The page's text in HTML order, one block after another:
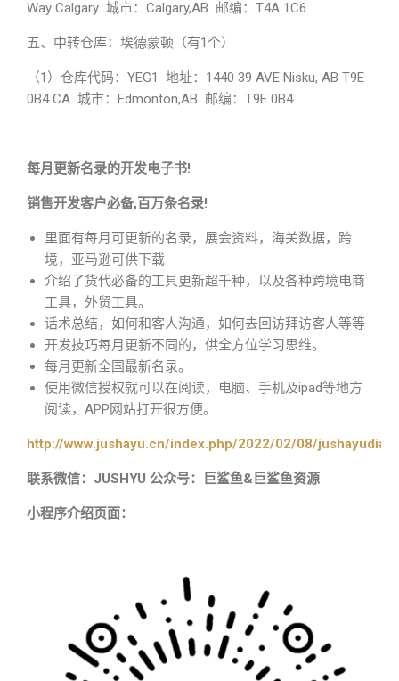
Way Calgary 城市：Calgary,AB 邮编：T4A 1C6
五、中转仓库：埃德蒙顿（有1个）
（1）仓库代码：YEG1 地址：1440 39 AVE Nisku, AB T9E
0B4 CA 城市：Edmonton,AB 邮编：T9E 0B4
每月更新名录的开发电子书!
销售开发客户必备,百万条名录!
里面有每月可更新的名录，展会资料，海关数据，跨
境，亚马逊可供下载
介绍了货代必备的工具更新超千种，以及各种跨境电商
工具，外贸工具。
话术总结，如何和客人沟通，如何去回访拜访客人等等
开发技巧每月更新不同的，供全方位学习思维。
每月更新全国最新名录。
使用微信授权就可以在阅读，电脑、手机及ipad等地方
阅读，APP网站打开很方便。
http://www.jushayu.cn/index.php/2022/02/08/
联系微信：JUSHYU 公众号：巨鲨鱼&巨鲨鱼资源
小程序介绍页面：